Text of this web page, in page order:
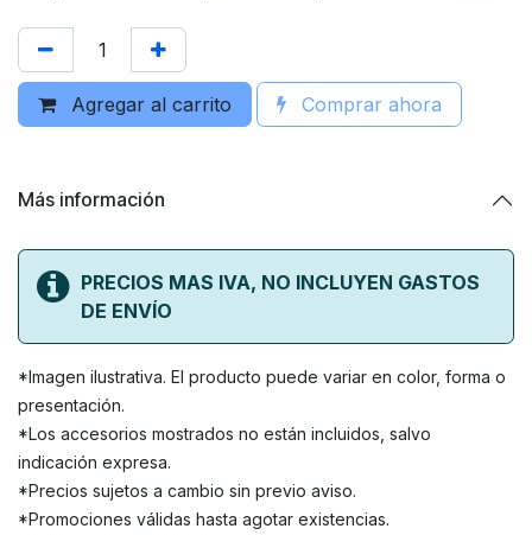
Agregar al carrito Comprar ahora
Más información
PRECIOS MAS IVA, NO INCLUYEN GASTOS
DE ENVÍO
*Imagen ilustrativa. El producto puede variar en color, forma o
presentación.
*Los accesorios mostrados no están incluidos, salvo
indicación expresa.
*Precios sujetos a cambio sin previo aviso.
*Promociones válidas hasta agotar existencias.